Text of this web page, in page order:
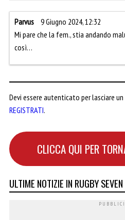
Parvus
9 Giugno 2024, 12:32
Mi pare che la fem., stia andando
così…
Devi essere autenticato per lasciare
REGISTRATI.
CLICCA QUI PER
ULTIME NOTIZIE IN RUGBY SEVEN